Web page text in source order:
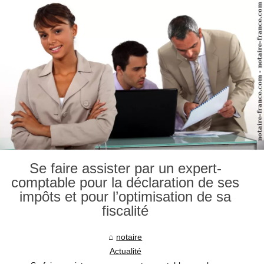
Se faire assister par un expert-
comptable pour la déclaration de ses
impôts et pour l’optimisation de sa
fiscalité
notaire
Actualité